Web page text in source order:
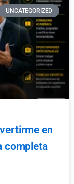
UNCATEGORIZED
en
completa